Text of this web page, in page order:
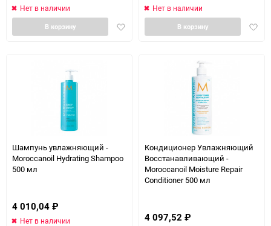
Нет в наличии
Добавить
В корзину
Нет в наличии
В корзину
Шампунь увлажняющий -
Moroccanoil Hydrating Shampoo
500 мл
4 010,04 ₽
Нет в наличии
Кондиционер Увлажняющий
Восстанавливающий -
Moroccanoil Moisture Repair
Conditioner 500 мл
4 097,52 ₽